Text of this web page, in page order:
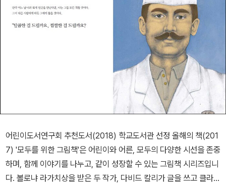
어린이도서연구회 추천도서(2018) 학교도서관 선정 올해의 책(201
7) '모두를 위한 그림책'은 어린이와 어른, 모두의 다양한 시선을 존중
하며, 함께 이야기를 나누고, 같이 성장할 수 있는 그림책 시리즈입니
다. 볼로냐 라가치상을 받은 두 작가, 다비드 칼리가 글을 쓰고 클라우